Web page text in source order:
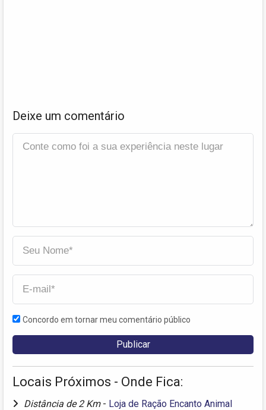
Deixe um comentário
Concordo em tornar meu comentário público
Locais Próximos - Onde Fica:
Distância de 2 Km - Loja de Ração Encanto Animal